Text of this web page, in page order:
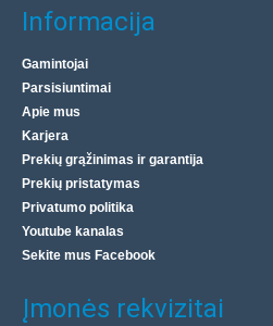
Informacija
Gamintojai
Parsisiuntimai
Apie mus
Karjera
Prekių grąžinimas ir garantija
Prekių pristatymas
Privatumo politika
Youtube kanalas
Sekite mus Facebook
Įmonės rekvizitai